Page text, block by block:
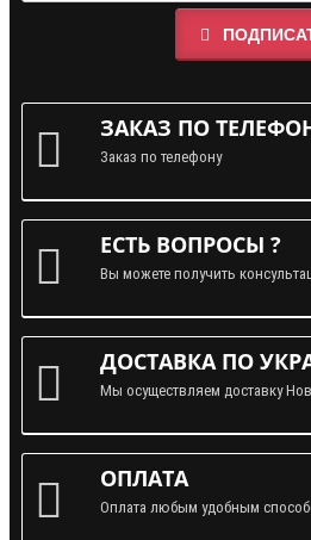
ЗАКАЗ ПО
Заказ по телефону
ЕСТЬ ВОПРОСЫ ?
Вы можете получить
ДОСТАВКА ПО
Мы осуществляем доставку
ОПЛАТА
Оплата любым удобным